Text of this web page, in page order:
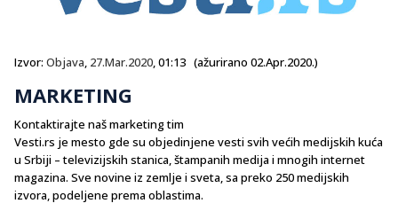
Izvor: Objava, 27.Mar.2020, 01:13 (ažurirano 02.Apr.2020.)
MARKETING
Kontaktirajte naš marketing tim
Vesti.rs je mesto gde su objedinjene vesti svih većih medijskih kuća
u Srbiji – televizijskih stanica, štampanih medija i mnogih internet
magazina. Sve novine iz zemlje i sveta, sa preko 250 medijskih
izvora, podeljene prema oblastima.